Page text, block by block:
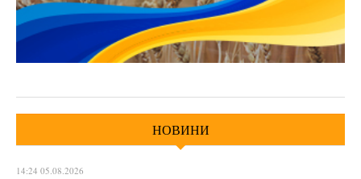
НОВИНИ
14:24 05.08.2026